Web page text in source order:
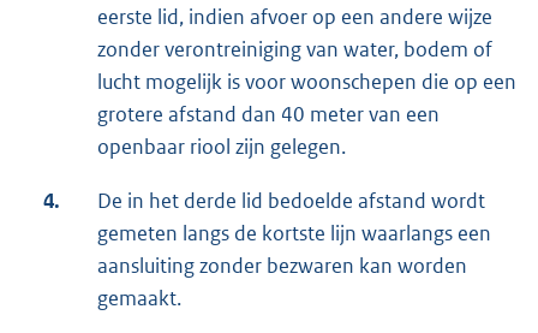
eerste lid, indien afvoer op een andere wijze
zonder verontreiniging van water, bodem of
lucht mogelijk is voor woonschepen die op een
grotere afstand dan 40 meter van een
openbaar riool zijn gelegen.
4.
De in het derde lid bedoelde afstand wordt
gemeten langs de kortste lijn waarlangs een
aansluiting zonder bezwaren kan worden
gemaakt.